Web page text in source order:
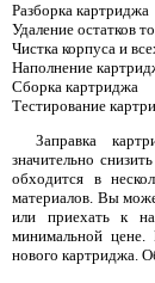
Разборка картриджа
Удаление остатков
Чистка корпуса и
Наполнение
Сборка картриджа
Тестирование
Заправка
значительно
обходится в
материалов. Вы
или приехать к
минимальной цене.
нового картриджа.